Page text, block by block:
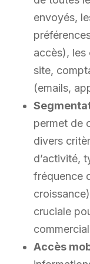
envoyés,
accès), les
site,
(emails,
permet de
divers
d’activité,
fréquence
cruciale
Accès